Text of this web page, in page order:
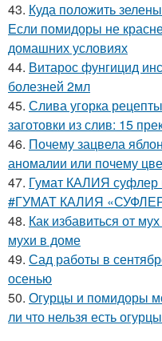
43. Куда положить
Если помидоры не
домашних условиях
44. Витарос фунгицид
болезней 2мл
45. Слива угорка
заготовки из слив: 15
46. Почему зацвела
аномалии или почему
47. Гумат КАЛИЯ суфлер
#ГУМАТ КАЛИЯ
48. Как избавиться от
мухи в доме
49. Сад работы в
осенью
50. Огурцы и помидоры
ли что нельзя есть